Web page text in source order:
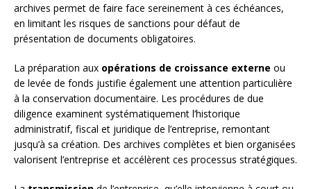
archives permet de faire face sereinement à ces échéances,
en limitant les risques de sanctions pour défaut de
présentation de documents obligatoires.
La préparation aux opérations de croissance externe ou
de levée de fonds justifie également une attention particulière
à la conservation documentaire. Les procédures de due
diligence examinent systématiquement l’historique
administratif, fiscal et juridique de l’entreprise, remontant
jusqu’à sa création. Des archives complètes et bien organisées
valorisent l’entreprise et accélèrent ces processus stratégiques.